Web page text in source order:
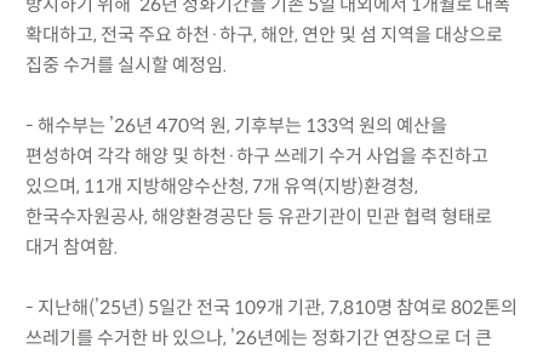
확대하고, 전국 주요 하천·하구, 해안, 연안 및 섬 지역을 대상으로
집중 수거를 실시할 예정임.
- 해수부는 ’26년 470억 원, 기후부는 133억 원의 예산을
편성하여 각각 해양 및 하천·하구 쓰레기 수거 사업을 추진하고
있으며, 11개 지방해양수산청, 7개 유역(지방)환경청,
한국수자원공사, 해양환경공단 등 유관기관이 민관 협력 형태로
대거 참여함.
- 지난해(’25년) 5일간 전국 109개 기관, 7,810명 참여로 802톤의
쓰레기를 수거한 바 있으나, ’26년에는 정화기간 연장으로 더 큰